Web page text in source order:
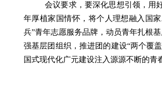
会议要求，要深化思想引领，用
年厚植家国情怀，将个人理想融入国
兵”青年志愿服务品牌，动员青年扎根
强基层团组织，推进团的建设“两个覆盖
国式现代化广元建设注入源源不断的青